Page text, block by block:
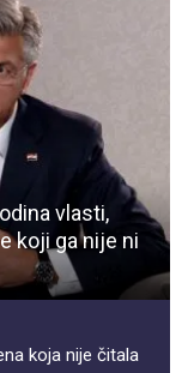
vlasti,
koji ga nije ni
koja nije čitala